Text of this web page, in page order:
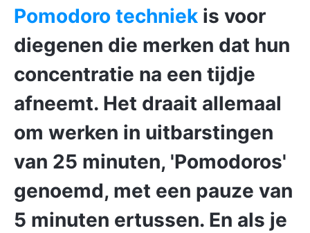
Pomodoro techniek is voor
diegenen die merken dat hun
concentratie na een tijdje
afneemt. Het draait allemaal
om werken in uitbarstingen
van 25 minuten, 'Pomodoros'
genoemd, met een pauze van
5 minuten ertussen. En als je